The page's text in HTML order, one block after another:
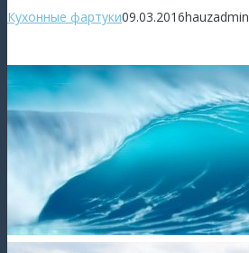
Кухонные фартуки09.03.2016hauzadmin